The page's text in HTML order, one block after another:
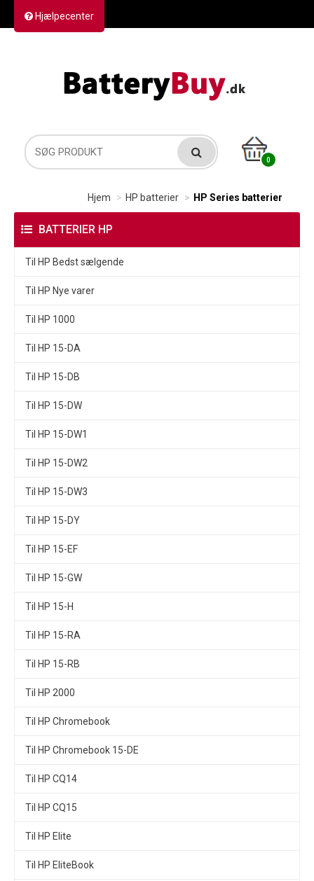
Hjælpecenter
0
Hjem HP batterier HP Series batterier
BATTERIER HP
Til HP Bedst sælgende
Til HP Nye varer
Til HP 1000
Til HP 15-DA
Til HP 15-DB
Til HP 15-DW
Til HP 15-DW1
Til HP 15-DW2
Til HP 15-DW3
Til HP 15-DY
Til HP 15-EF
Til HP 15-GW
Til HP 15-H
Til HP 15-RA
Til HP 15-RB
Til HP 2000
Til HP Chromebook
Til HP Chromebook 15-DE
Til HP CQ14
Til HP CQ15
Til HP Elite
Til HP EliteBook